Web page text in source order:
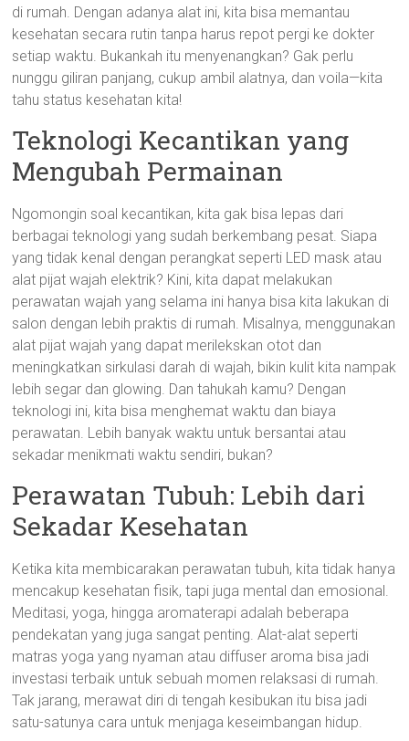
di rumah. Dengan adanya alat ini, kita bisa memantau
kesehatan secara rutin tanpa harus repot pergi ke dokter
setiap waktu. Bukankah itu menyenangkan? Gak perlu
nunggu giliran panjang, cukup ambil alatnya, dan voila—kita
tahu status kesehatan kita!
Teknologi Kecantikan yang
Mengubah Permainan
Ngomongin soal kecantikan, kita gak bisa lepas dari
berbagai teknologi yang sudah berkembang pesat. Siapa
yang tidak kenal dengan perangkat seperti LED mask atau
alat pijat wajah elektrik? Kini, kita dapat melakukan
perawatan wajah yang selama ini hanya bisa kita lakukan di
salon dengan lebih praktis di rumah. Misalnya, menggunakan
alat pijat wajah yang dapat merilekskan otot dan
meningkatkan sirkulasi darah di wajah, bikin kulit kita nampak
lebih segar dan glowing. Dan tahukah kamu? Dengan
teknologi ini, kita bisa menghemat waktu dan biaya
perawatan. Lebih banyak waktu untuk bersantai atau
sekadar menikmati waktu sendiri, bukan?
Perawatan Tubuh: Lebih dari
Sekadar Kesehatan
Ketika kita membicarakan perawatan tubuh, kita tidak hanya
mencakup kesehatan fisik, tapi juga mental dan emosional.
Meditasi, yoga, hingga aromaterapi adalah beberapa
pendekatan yang juga sangat penting. Alat-alat seperti
matras yoga yang nyaman atau diffuser aroma bisa jadi
investasi terbaik untuk sebuah momen relaksasi di rumah.
Tak jarang, merawat diri di tengah kesibukan itu bisa jadi
satu-satunya cara untuk menjaga keseimbangan hidup.